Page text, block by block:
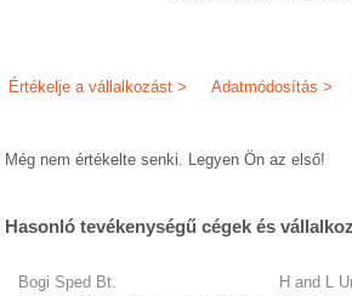
Adatmódosítás >
Értékelje a vállalkozást >
Még nem értékelte senki. Legyen Ön az első!
Hasonló tevékenységű cégek és
Bogi Sped Bt.
H and L